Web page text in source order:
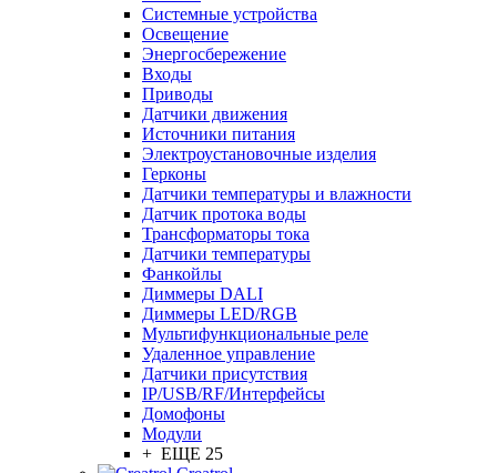
Системные устройства
Освещение
Энергосбережение
Входы
Приводы
Датчики движения
Источники питания
Электроустановочные изделия
Герконы
Датчики температуры и влажности
Датчик протока воды
Трансформаторы тока
Датчики температуры
Фанкойлы
Диммеры DALI
Диммеры LED/RGB
Мультифункциональные реле
Удаленное управление
Датчики присутствия
IP/USB/RF/Интерфейсы
Домофоны
Модули
+ ЕЩЕ 25